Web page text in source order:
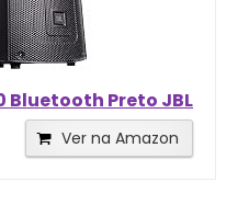
Bluetooth Preto JBL
Ver na Amazon